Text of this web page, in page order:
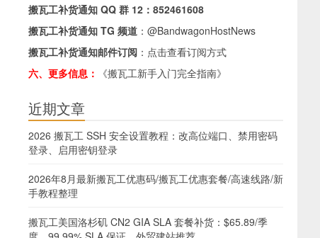
搬瓦工补货通知 QQ 群 12： 852461608
搬瓦工补货通知 TG 频道 ： @BandwagonHostNews
搬瓦工补货通知邮件订阅 ： 点击查看订阅方式
六、更多信息：
《搬瓦工新手入门完全指南》
近期文章
2026 搬瓦工 SSH 安全设置教程：改高位端口、禁用密码
登录、启用密钥登录
2026年8月最新搬瓦工优惠码/搬瓦工优惠套餐/高速线路/新
手教程整理
搬瓦工美国洛杉矶 CN2 GIA SLA 套餐补货：$65.89/季